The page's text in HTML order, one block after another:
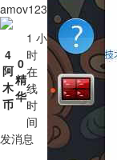
amov123
4
阿
木
币
0
精
华
1 小
时
在
线
时
间
发消息